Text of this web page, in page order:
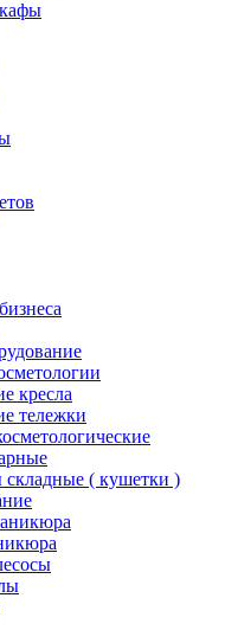
кресла
тележки
( кушетки )